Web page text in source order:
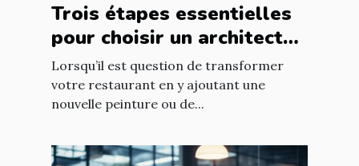
Trois étapes essentielles
pour choisir un architecte
d’intérieur
Lorsqu’il est question de transformer
votre restaurant en y ajoutant une
nouvelle peinture ou de...